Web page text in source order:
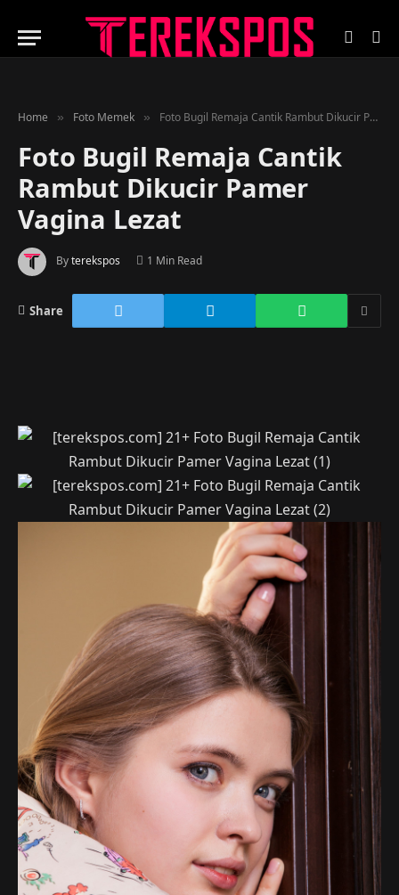
Home » Foto Memek » Foto Bugil Remaja Cantik Rambut Dikucir Pamer Vagina Lezat
Foto Bugil Remaja Cantik
Rambut Dikucir Pamer
Vagina Lezat
Byterekspos 1 Min Read
Share